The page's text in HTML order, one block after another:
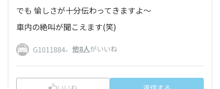
でも 愉しさが十分伝わってきますよ～
車内の絶叫が聞こえます(笑)
G1011884、 他8人がいいね